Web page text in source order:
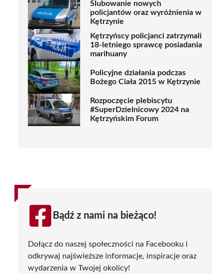
Ślubowanie nowych
policjantów oraz wyróżnienia w
Kętrzynie
Kętrzyńscy policjanci zatrzymali
18-letniego sprawcę posiadania
marihuany
Policyjne działania podczas
Bożego Ciała 2015 w Kętrzynie
Rozpoczęcie plebiscytu
#SuperDzielnicowy 2024 na
Kętrzyńskim Forum
Bądź z nami na bieżąco!
Dołącz do naszej społeczności na Facebooku i
odkrywaj najświeższe informacje, inspiracje oraz
wydarzenia w Twojej okolicy!